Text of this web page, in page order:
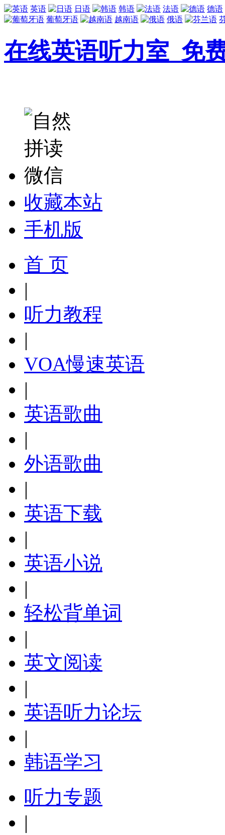
英语 日语 韩语 法语
德语
葡萄牙语
越南语 俄语
在线英语听力室_免
收藏本站
手机版
首 页
|
听力教程
|
VOA慢速英语
|
英语歌曲
|
外语歌曲
|
英语下载
|
英语小说
|
轻松背单词
|
英文阅读
|
英语听力论坛
|
韩语学习
听力专题
|